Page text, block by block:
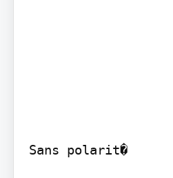
Sans polarit�